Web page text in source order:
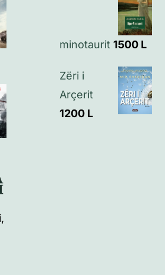
minotaurit 1500 L
Zëri i
Arçerit
1200 L